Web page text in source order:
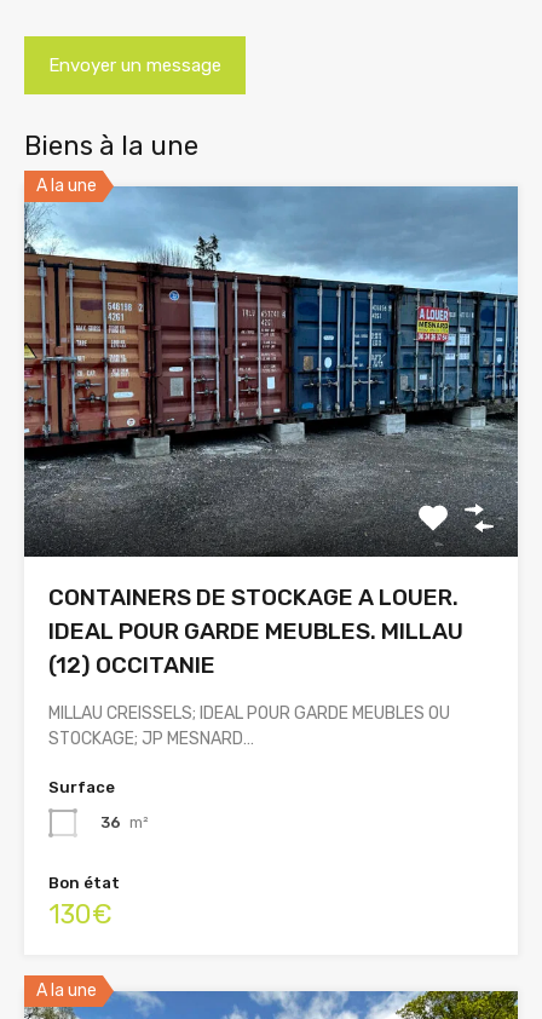
Biens à la une
A la une
CONTAINERS DE STOCKAGE A LOUER.
IDEAL POUR GARDE MEUBLES. MILLAU
(12) OCCITANIE
MILLAU CREISSELS; IDEAL POUR GARDE MEUBLES OU
STOCKAGE; JP MESNARD…
Surface
36 m²
Bon état
130€
A la une